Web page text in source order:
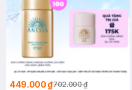
449.000 ₫702.000 ₫